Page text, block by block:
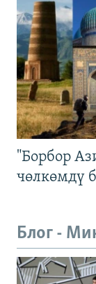
"Борбор
чөлкөмдү
Блог -